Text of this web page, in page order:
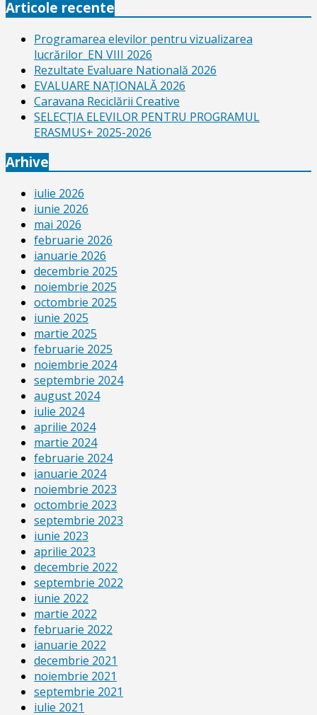
Articole recente
Programarea elevilor pentru vizualizarea
lucrărilor_EN VIII 2026
Rezultate Evaluare Natională 2026
EVALUARE NAŢIONALĂ 2026
Caravana Reciclării Creative
SELECŢIA ELEVILOR PENTRU PROGRAMUL
ERASMUS+ 2025-2026
Arhive
iulie 2026
iunie 2026
mai 2026
februarie 2026
ianuarie 2026
decembrie 2025
noiembrie 2025
octombrie 2025
iunie 2025
martie 2025
februarie 2025
noiembrie 2024
septembrie 2024
august 2024
iulie 2024
aprilie 2024
martie 2024
februarie 2024
ianuarie 2024
noiembrie 2023
octombrie 2023
septembrie 2023
iunie 2023
aprilie 2023
decembrie 2022
septembrie 2022
iunie 2022
martie 2022
februarie 2022
ianuarie 2022
decembrie 2021
noiembrie 2021
septembrie 2021
iulie 2021